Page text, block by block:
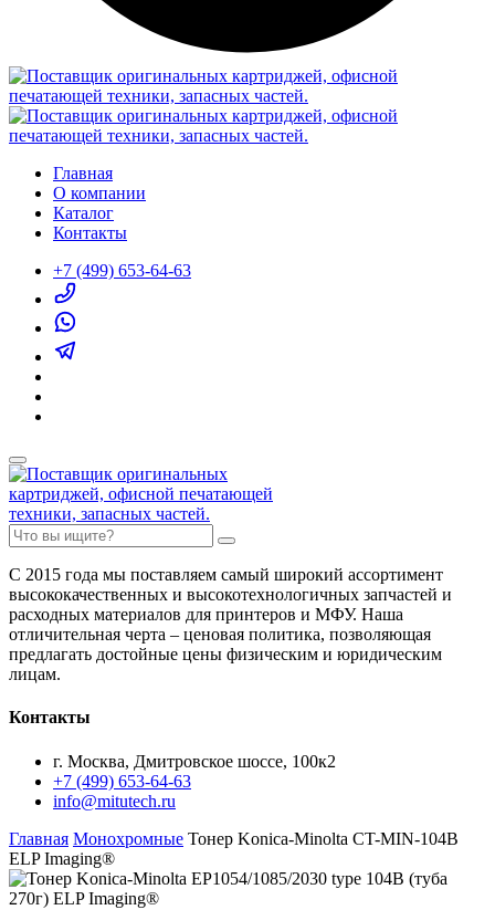
Главная
О компании
Каталог
Контакты
+7 (499) 653-64-63
С 2015 года мы поставляем самый широкий ассортимент
высококачественных и высокотехнологичных запчастей и
расходных материалов для принтеров и МФУ. Наша
отличительная черта – ценовая политика, позволяющая
предлагать достойные цены физическим и юридическим
лицам.
Контакты
г. Москва, Дмитровское шоссе, 100к2
+7 (499) 653-64-63
info@mitutech.ru
Главная Монохромные Тонер Konica-Minolta CT-MIN-104B
ELP Imaging®